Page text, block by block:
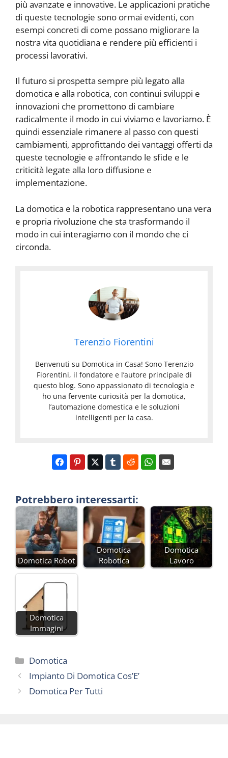
più avanzate e innovative. Le applicazioni pratiche
di queste tecnologie sono ormai evidenti, con
esempi concreti di come possano migliorare la
nostra vita quotidiana e rendere più efficienti i
processi lavorativi.
Il futuro si prospetta sempre più legato alla
domotica e alla robotica, con continui sviluppi e
innovazioni che promettono di cambiare
radicalmente il modo in cui viviamo e lavoriamo. È
quindi essenziale rimanere al passo con questi
cambiamenti, approfittando dei vantaggi offerti da
queste tecnologie e affrontando le sfide e le
criticità legate alla loro diffusione e
implementazione.
La domotica e la robotica rappresentano una vera
e propria rivoluzione che sta trasformando il
modo in cui interagiamo con il mondo che ci
circonda.
Terenzio Fiorentini
Benvenuti su Domotica in Casa! Sono Terenzio
Fiorentini, il fondatore e l’autore principale di
questo blog. Sono appassionato di tecnologia e
ho una fervente curiosità per la domotica,
l’automazione domestica e le soluzioni
intelligenti per la casa.
Potrebbero interessarti:
Domotica Robot
Domotica
Robotica
Domotica
Lavoro
Domotica
Immagini
Categorie
Domotica
Impianto Di Domotica Cos’E’
Domotica Per Tutti